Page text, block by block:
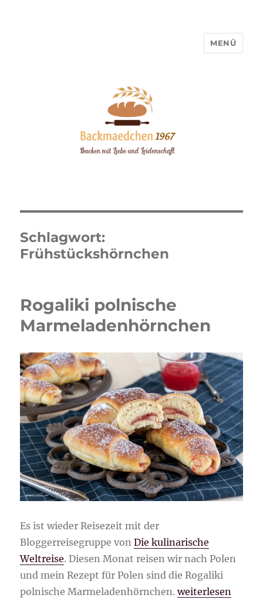
MENÜ
Schlagwort:
Frühstückshörnchen
Rogaliki polnische
Marmeladenhörnchen
Es ist wieder Reisezeit mit der
Bloggerreisegruppe vonDie kulinarische
Weltreise. Diesen Monat reisen wir nach Polen
und mein Rezept für Polen sind die Rogaliki
polnische Marmeladenhörnchen.„Rogaliki
weiterlesen